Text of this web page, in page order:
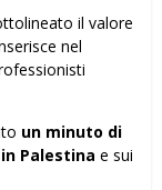
il valore
nel
un minuto di
Palestina e sui